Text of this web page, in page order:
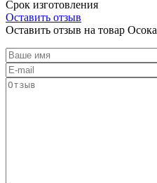
Срок изготовления
Оставить отзыв
Оставить отзыв на товар Осока